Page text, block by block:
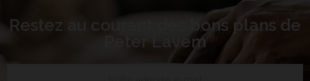
Restez au courant des bons plans de
Peter Lavem